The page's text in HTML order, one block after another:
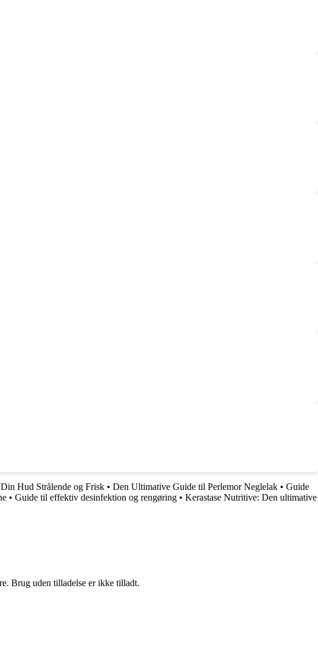
Hud Strålende og Frisk • Den Ultimative Guide til Perlemor Neglelak • Guide
• Guide til effektiv desinfektion og rengøring • Kerastase Nutritive: Den ultimative
Brug uden tilladelse er ikke tilladt.